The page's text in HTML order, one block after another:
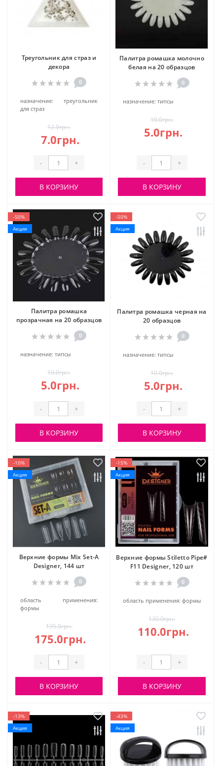
Треугольник для страз и
декора
0
назначение:
треугольник
для страз
12.0грн.
7.0грн.
- +
В КОРЗИНУ
Палитра ромашка молочно
белая на 20 образцов
0
назначение: типсы
10.0грн.
5.0грн.
- +
В КОРЗИНУ
-50%
Акция
Палитра ромашка
прозрачная на 20 образцов
0
назначение: типсы
10.0грн.
5.0грн.
- +
В КОРЗИНУ
-50%
Акция
Палитра ромашка черная на
20 образцов
0
назначение: типсы
10.0грн.
5.0грн.
- +
В КОРЗИНУ
-10%
Акция
Верхние формы Mix Set-А
Designer, 144 шт
0
область применения:
формы
195.0грн.
175.0грн.
- +
В КОРЗИНУ
-15%
Акция
Верхние формы Stiletto Pipe#
F11 Designer, 120 шт
0
область применения: формы
130.0грн.
110.0грн.
- +
В КОРЗИНУ
-13%
Акция
-43%
Акция